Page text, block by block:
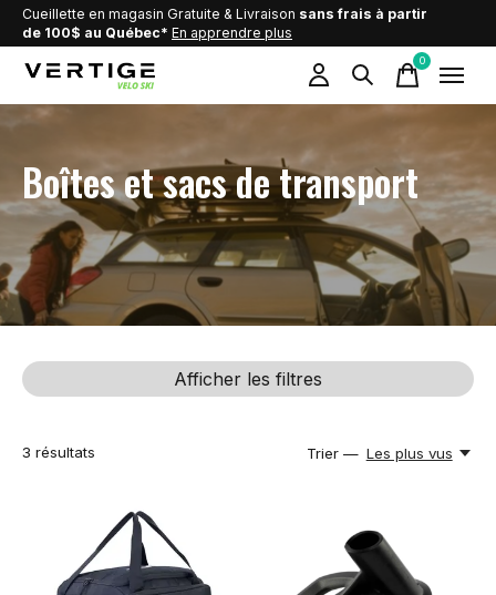
Cueillette en magasin Gratuite & Livraison sans frais à partir
de 100$ au Québec* En apprendre plus
0items
Boîtes et sacs de transport
Afficher les filtres
3 résultats Trier — Les plus vus